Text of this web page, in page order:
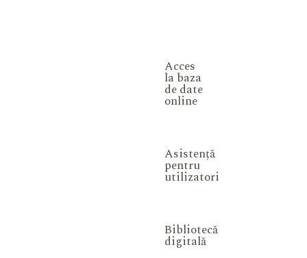
Acces
la baza
de date
online
Asistență
pentru
utilizatori
Bibliotecă
digitală